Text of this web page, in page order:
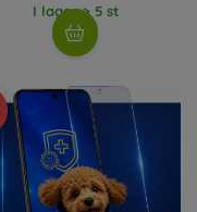
I lager > 5 st